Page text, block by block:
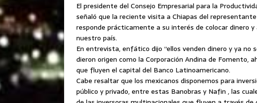
El presidente del Consejo Empresarial para la
señaló que la reciente visita a Chiapas del
responde prácticamente a su interés de colocar dinero
nuestro país.
En entrevista, enfático dijo “ellos venden dinero y ya no
dieron origen como la Corporación Andina de Fomento,
que fluyen el capital del Banco Latinoamericano.
Cabe resaltar que los mexicanos disponemos para
público y privado, entre estas Banobras y Nafin , las